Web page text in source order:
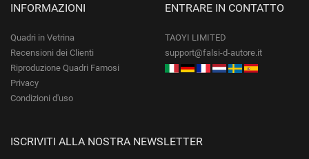
INFORMAZIONI
Quadri in Vetrina
Recensioni dei Clienti
Riproduzione Quadri Famosi
Privacy
Condizioni d'uso
ENTRARE IN CONTATTO
TAOYI LIMITED
support@falsi-d-autore.it
ISCRIVITI ALLA NOSTRA NEWSLETTER